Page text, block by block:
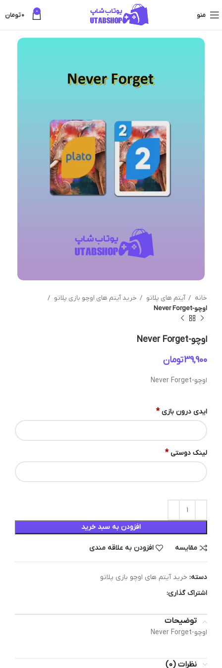
منو 0
0تومان
خانه آیتم های پلاتو
خرید آیتم های اوچو بازی پلاتو
اوچو-Never Forget
اوچو-Never Forget
تومان
اوچو-Never Forget
ایدی درون بازی *
لینک دوستی *
افزودن به سبد خرید
مقایسه افزودن به علاقه مندی
دسته: خرید آیتم های اوچو بازی پلاتو
اشتراک گذاری:
توضیحات
اوچو-Never Forget
نظرات (0)